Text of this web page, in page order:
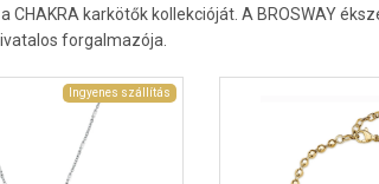
karkötők kollekcióját. A BROSWAY
forgalmazója.
Ingyenes szállítás